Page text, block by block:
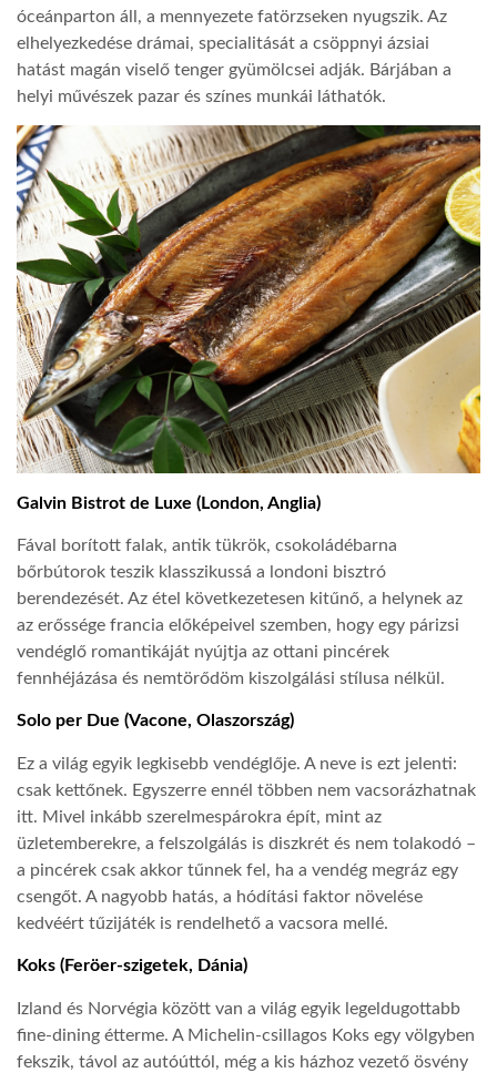
óceánparton áll, a mennyezete fatörzseken nyugszik. Az
elhelyezkedése drámai, specialitását a csöppnyi ázsiai
hatást magán viselő tenger gyümölcsei adják. Bárjában a
helyi művészek pazar és színes munkái láthatók.
Galvin Bistrot de Luxe (London, Anglia)
Fával borított falak, antik tükrök, csokoládébarna
bőrbútorok teszik klasszikussá a londoni bisztró
berendezését. Az étel következetesen kitűnő, a helynek az
az erőssége francia előképeivel szemben, hogy egy párizsi
vendéglő romantikáját nyújtja az ottani pincérek
fennhéjázása és nemtörődöm kiszolgálási stílusa nélkül.
Solo per Due (Vacone, Olaszország)
Ez a világ egyik legkisebb vendéglője. A neve is ezt jelenti:
csak kettőnek. Egyszerre ennél többen nem vacsorázhatnak
itt. Mivel inkább szerelmespárokra épít, mint az
üzletemberekre, a felszolgálás is diszkrét és nem tolakodó –
a pincérek csak akkor tűnnek fel, ha a vendég megráz egy
csengőt. A nagyobb hatás, a hódítási faktor növelése
kedvéért tűzijáték is rendelhető a vacsora mellé.
Koks (Feröer-szigetek, Dánia)
Izland és Norvégia között van a világ egyik legeldugottabb
fine-dining étterme. A Michelin-csillagos Koks egy völgyben
fekszik, távol az autóúttól, még a kis házhoz vezető ösvény